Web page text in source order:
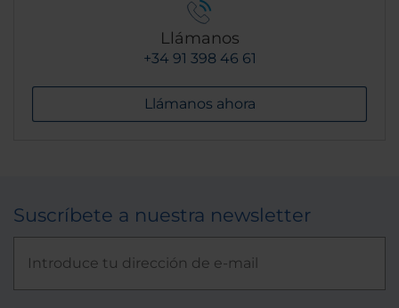
Llámanos
+34 91 398 46 61
Llámanos ahora
Suscríbete a nuestra newsletter